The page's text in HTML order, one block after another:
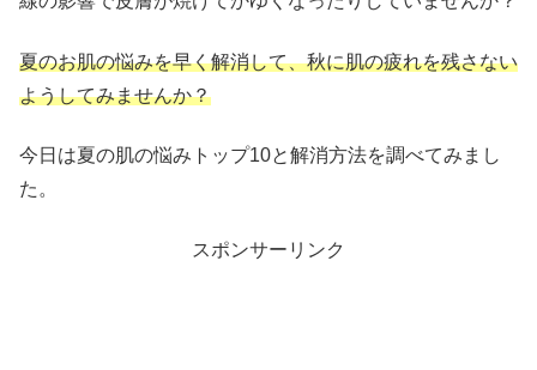
夏のお肌の悩みを早く解消して、秋に肌の疲れを残さない
ようしてみませんか？
今日は夏の肌の悩みトップ10と解消方法を調べてみまし
た。
スポンサーリンク